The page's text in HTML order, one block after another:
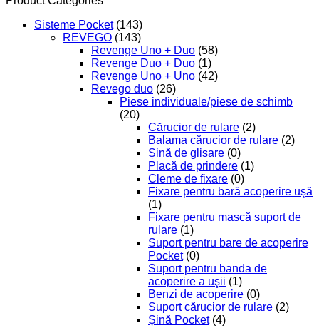
Sisteme Pocket (143)
REVEGO (143)
Revenge Uno + Duo (58)
Revenge Duo + Duo (1)
Revenge Uno + Uno (42)
Revego duo (26)
Piese individuale/piese de schimb
(20)
Cărucior de rulare (2)
Balama cărucior de rulare (2)
Șină de glisare (0)
Placă de prindere (1)
Cleme de fixare (0)
Fixare pentru bară acoperire uşă
(1)
Fixare pentru mască suport de
rulare (1)
Suport pentru bare de acoperire
Pocket (0)
Suport pentru banda de
acoperire a uşii (1)
Benzi de acoperire (0)
Suport cărucior de rulare (2)
Șină Pocket (4)